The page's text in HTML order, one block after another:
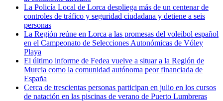
La Policía Local de Lorca despliega más de un centenar de
controles de tráfico y seguridad ciudadana y detiene a seis
personas
La Región reúne en Lorca a las promesas del voleibol español
en el Campeonato de Selecciones Autonómicas de Vóley
Playa
El último informe de Fedea vuelve a situar a la Región de
Murcia como la comunidad autónoma peor financiada de
España
Cerca de trescientas personas participan en julio en los cursos
de natación en las piscinas de verano de Puerto Lumbreras